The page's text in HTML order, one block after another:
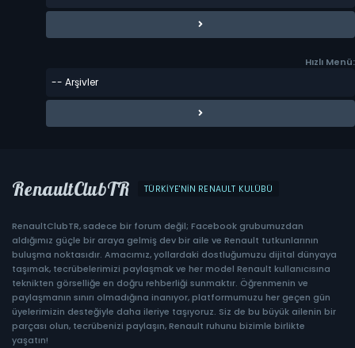
Hızlı Menü:
RenaultClubTR TÜRKIYE'NIN RENAULT KULÜBÜ
RenaultClubTR, sadece bir forum değil; Facebook grubumuzdan
aldığımız güçle bir araya gelmiş dev bir aile ve Renault tutkunlarının
buluşma noktasıdır. Amacımız, yollardaki dostluğumuzu dijital dünyaya
taşımak, tecrübelerimizi paylaşmak ve her model Renault kullanıcısına
teknikten görselliğe en doğru rehberliği sunmaktır. Öğrenmenin ve
paylaşmanın sınırı olmadığına inanıyor, platformumuzu her geçen gün
üyelerimizin desteğiyle daha ileriye taşıyoruz. Siz de bu büyük ailenin bir
parçası olun, tecrübenizi paylaşın, Renault ruhunu bizimle birlikte
yaşatın!